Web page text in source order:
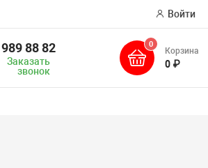
Войти
88 82
Заказать
звонок
0
Корзина
0 ₽